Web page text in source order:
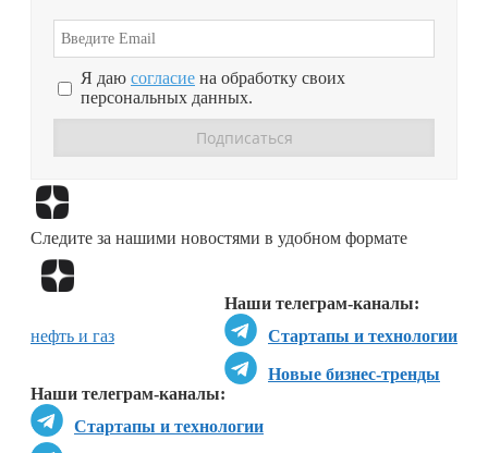
Я даю согласие на обработку своих
персональных данных.
Следите за нашими новостями в удобном формате
Наши телеграм-каналы:
Стартапы и технологии
Новые бизнес-тренды
Наши телеграм-каналы:
Стартапы и технологии
нефть и газ